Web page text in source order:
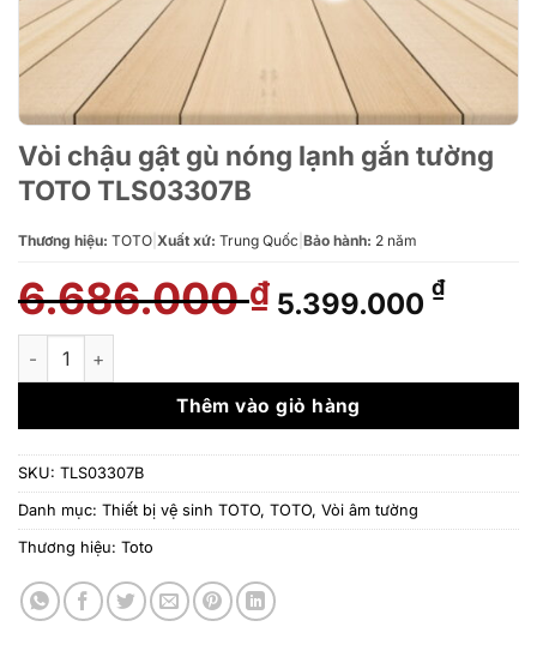
Vòi chậu gật gù nóng lạnh gắn tường
TOTO TLS03307B
Thương hiệu: TOTO Xuất xứ: Trung Quốc Bảo hành: 2 năm
6.686.000₫ Giá
gốc
6.686.000 ₫.
5.399.000 ₫Giá
là:
Vòi chậu gật gù nóng lạnh gắn tường TOTO TLS03307B số
Thêm vào giỏ hàng
SKU: TLS03307B
Danh mục: Thiết bị vệ sinh TOTO, TOTO, Vòi âm tường
Thương hiệu: Toto